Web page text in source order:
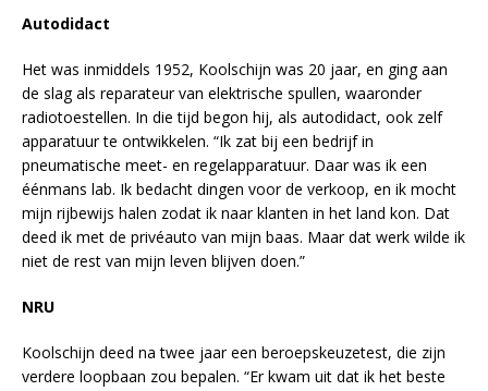
Autodidact
Het was inmiddels 1952, Koolschijn was 20 jaar, en ging aan
de slag als reparateur van elektrische spullen, waaronder
radiotoestellen. In die tijd begon hij, als autodidact, ook zelf
apparatuur te ontwikkelen. “Ik zat bij een bedrijf in
pneumatische meet- en regelapparatuur. Daar was ik een
éénmans lab. Ik bedacht dingen voor de verkoop, en ik mocht
mijn rijbewijs halen zodat ik naar klanten in het land kon. Dat
deed ik met de privéauto van mijn baas. Maar dat werk wilde ik
niet de rest van mijn leven blijven doen.”
NRU
Koolschijn deed na twee jaar een beroepskeuzetest, die zijn
verdere loopbaan zou bepalen. “Er kwam uit dat ik het beste